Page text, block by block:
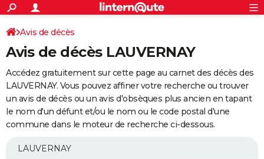
ACTUALITÉS
Politique
Société
Faits Divers
Education
Monde
Villes
+
SPORT
Coupe du monde 2026
Football
Tennis
Cyclisme
Rugby
Forum
Programme TV
TNTStreaming
Cinéma
Sorties cinéma
Musique
+
FINANCE
Impôts
Immobilier
Risques naturels par ville
Banque
Assurance
Crédit
AUTO
Essais
Réserver un essai
Citadines
Berlines
SUV
Forum auto
+
Mobiles
Meilleur smartphone
Internet
Ordinateurs
Jeux vidéo
Guide high-tech
Avis de décès
Avis de décès LAUVERNAY
Accédez gratuitement sur cette page au carnet des décès des
LAUVERNAY. Vous pouvez affiner votre recherche ou trouver
un avis de décès ou un avis d'obsèques plus ancien en tapant
le nom d'un défunt et/ou le nom ou le code postal d'une
commune dans le moteur de recherche ci-dessous.